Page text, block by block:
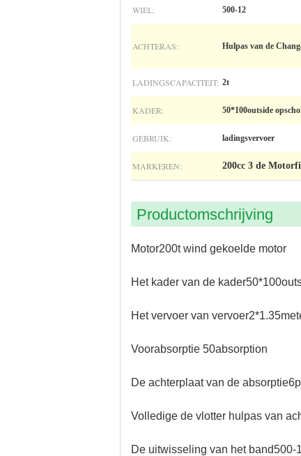
WIEL: 500-12
ACHTERAS: Hulpas van de
LADINGSCAPACITEIT: 2t
KADER: 50*100outside
GEBRUIK: ladingsvervoer
MARKEREN: 200cc 3 de
Productomschrijving
Motor200t wind gekoelde motor
Het kader van de
Het vervoer van
Voorabsorptie 50absorption
De achterplaat van de
Volledige de vlotter hulpas van
De uitwisseling van het band500-